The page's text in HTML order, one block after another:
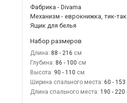
Фабрика - Divama
Механизм - еврокнижка, тик-так
Ящик для белья
Набор размеров
Длина: 88 - 216
Глубина: 86 - 100
Высота: 90 - 110
Ширина спального места: 60 - 153
Длина спального места: 190 - 220